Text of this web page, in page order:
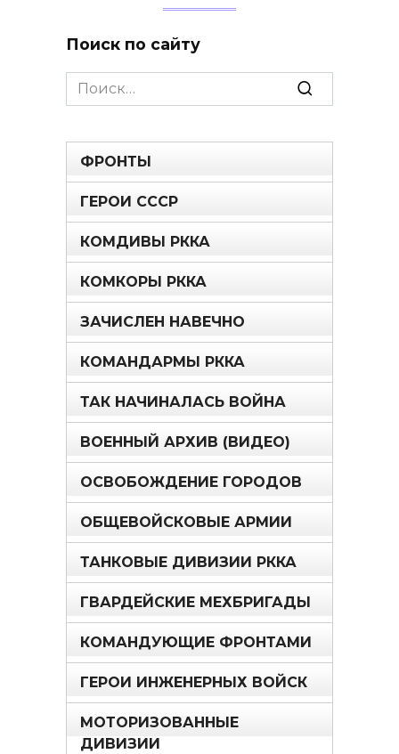
Поиск по сайту
Search
for:
ФРОНТЫ
ГЕРОИ СССР
КОМДИВЫ РККА
КОМКОРЫ РККА
ЗАЧИСЛЕН НАВЕЧНО
КОМАНДАРМЫ РККА
ТАК НАЧИНАЛАСЬ ВОЙНА
ВОЕННЫЙ АРХИВ (ВИДЕО)
ОСВОБОЖДЕНИЕ ГОРОДОВ
ОБЩЕВОЙСКОВЫЕ АРМИИ
ТАНКОВЫЕ ДИВИЗИИ РККА
ГВАРДЕЙСКИЕ МЕХБРИГАДЫ
КОМАНДУЮЩИЕ ФРОНТАМИ
ГЕРОИ ИНЖЕНЕРНЫХ ВОЙСК
МОТОРИЗОВАННЫЕ
ДИВИЗИИ